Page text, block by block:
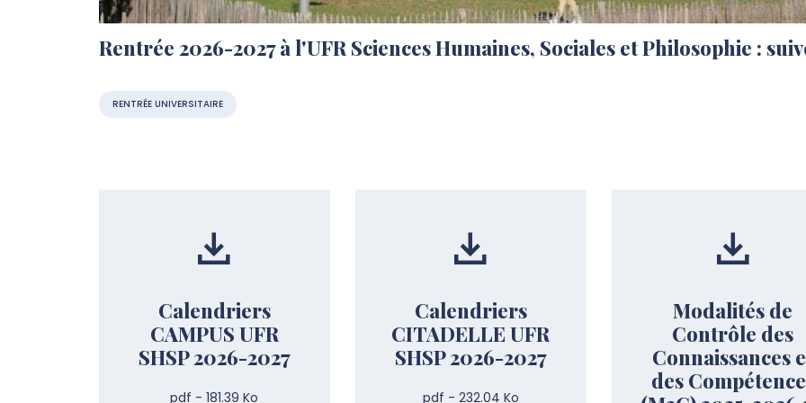
Rentrée 2026-2027 à l'UFR Sciences Humaines, Sociales et Philosophie :
RENTRÉE UNIVERSITAIRE
Calendriers
CAMPUS UFR
SHSP 2026-2027
pdf - 181.39 Ko
Calendriers
CITADELLE UFR
SHSP 2026-2027
pdf - 232.04 Ko
Modalités de
Contrôle des
Connaissances
des